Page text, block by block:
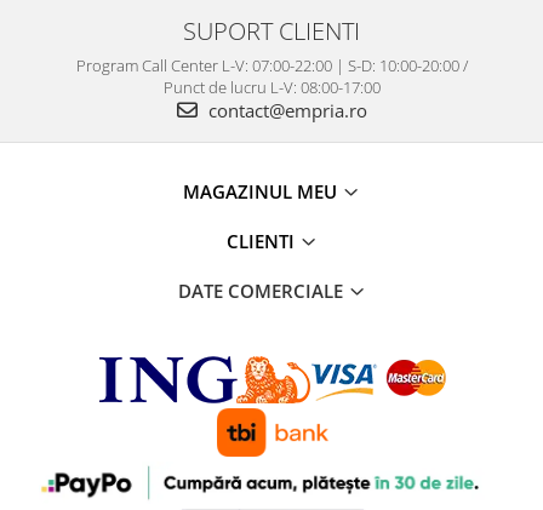
SUPORT CLIENTI
Program Call Center L-V: 07:00-22:00 | S-D: 10:00-20:00 /
Punct de lucru L-V: 08:00-17:00
contact@empria.ro
MAGAZINUL MEU
CLIENTI
DATE COMERCIALE